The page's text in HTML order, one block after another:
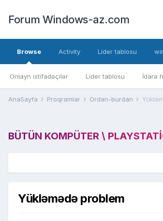
Forum Windows-az.com
Browse
Onlayn istifadəçilər Lider tablosu İdarə
Activity Lider tablosu
AnaSayfa Proqramlar Ordan-burdan
BÜTÜN KOMPÜTER \
Yükləmədə problem